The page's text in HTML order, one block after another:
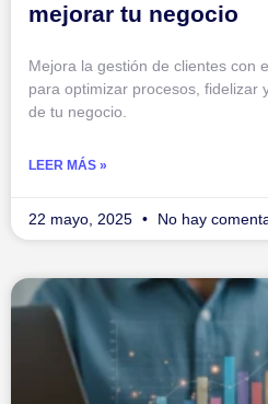
mejorar tu negocio
Mejora la gestión de clientes con
para optimizar procesos, fidelizar
de tu negocio.
LEER MÁS »
22 mayo, 2025 No hay